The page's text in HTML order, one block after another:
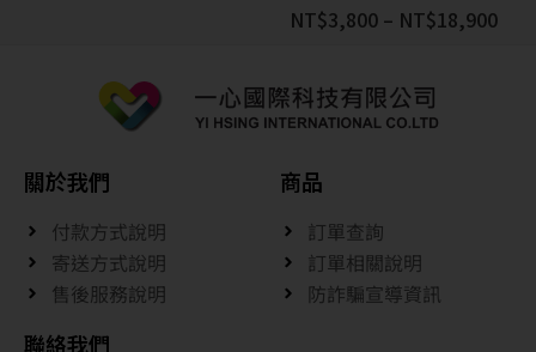
NT$3,800 – NT$18,900
關於我們
付款方式說明
寄送方式說明
售後服務說明
商品
訂單查詢
訂單相關說明
防詐騙宣導資訊
聯絡我們